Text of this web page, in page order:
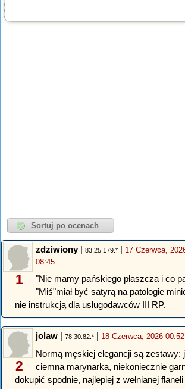
1
zdziwiony| 83.25.179.* | 17 Czerwca,
08:45
"Nie mamy pańskiego płaszcza i co
"Miś"miał być satyrą na patologie
nie instrukcją dla usługodawców III RP.
2
jolaw | 78.30.82.* | 18 Czerwca, 2026 00:52
Normą męskiej elegancji są zestawy:
ciemna marynarka, niekoniecznie
dokupić spodnie, najlepiej z wełnianej